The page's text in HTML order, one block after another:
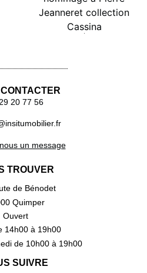
20 77 56
un message
TROUVER
de Bénodet
Quimper
Ouvert
14h00 à 19h00
de 10h00 à 19h00
SUIVRE